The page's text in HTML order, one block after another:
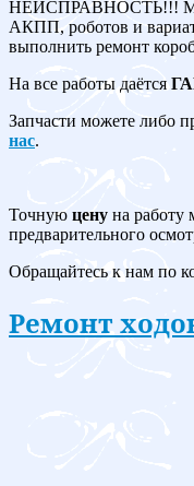
НЕИСПРАВНОСТЬ!!! Мы
АКПП, роботов и
выполнить ремонт
На все работы даётся
Запчасти можете либо
нас.
Точную цену на работу
предварительного
Обращайтесь к нам по
Ремонт